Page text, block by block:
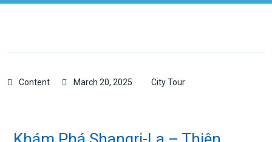
Content March 20, 2025 City Tour